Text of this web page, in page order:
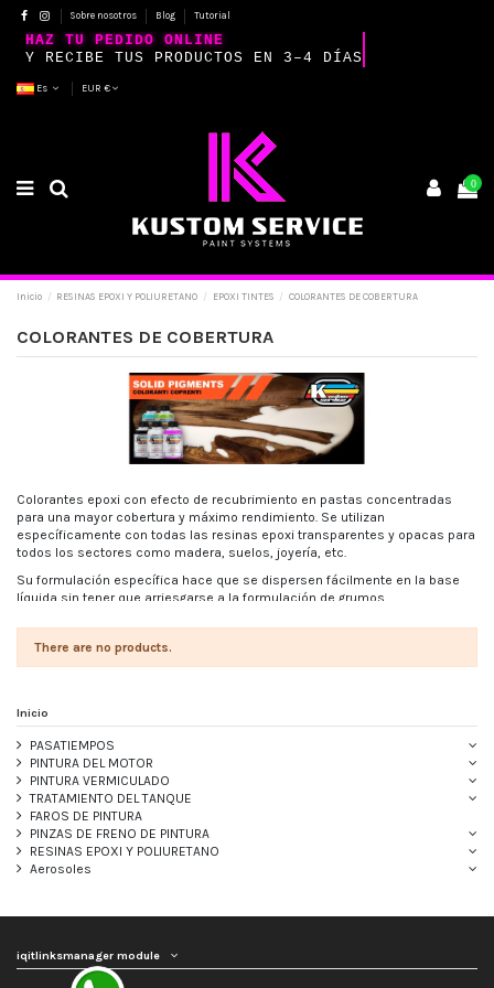
Sobre nosotros Blog Tutorial
HAZ TU PEDIDO ONLINE
Y RECIBE TUS PRODUCTOS EN 3–4 DÍAS
Es EUR €
0
Inicio RESINAS EPOXI Y POLIURETANO EPOXI TINTES COLORANTES DE COBERTURA
COLORANTES DE COBERTURA
Colorantes epoxi con efecto de recubrimiento en pastas concentradas
para una mayor cobertura y máximo rendimiento. Se utilizan
específicamente con todas las resinas epoxi transparentes y opacas para
todos los sectores como madera, suelos, joyería, etc.
Su formulación específica hace que se dispersen fácilmente en la base
líquida sin tener que arriesgarse a la formulación de grumos.
Para más aclaraciones técnicas enviar un correo electrónico a
[email protected]
There are no products.
Inicio
PASATIEMPOS
PINTURA DEL MOTOR
PINTURA VERMICULADO
TRATAMIENTO DEL TANQUE
FAROS DE PINTURA
PINZAS DE FRENO DE PINTURA
RESINAS EPOXI Y POLIURETANO
Aerosoles
iqitlinksmanager module